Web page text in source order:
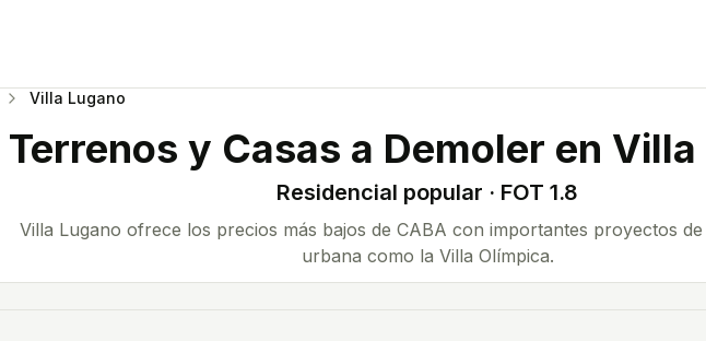
Villa Lugano
Terrenos y Casas a Demoler en Villa
Residencial popular · FOT 1.8
Villa Lugano ofrece los precios más bajos de CABA con importantes proyectos
urbana como la Villa Olímpica.